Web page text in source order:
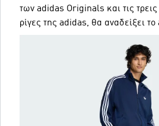
των adidas Originals και τις τρεις
ρίγες της adidas, θα αναδείξει